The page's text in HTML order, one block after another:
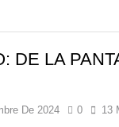
DE LA
De 2024 0 13